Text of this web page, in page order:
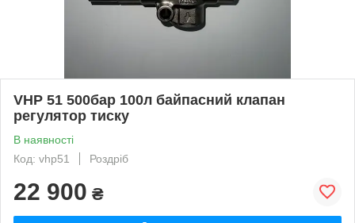
VHP 51 500бар 100л байпасний клапан
регулятор тиску
В наявності
Код: vhp51
Роздріб
22 900 ₴